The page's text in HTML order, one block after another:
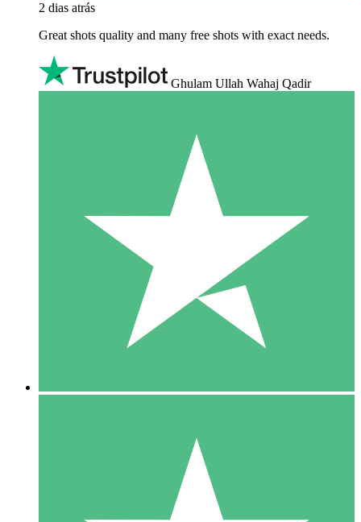
2 dias atrás
Great shots quality and many free shots with exact needs.
Ghulam Ullah Wahaj Qadir